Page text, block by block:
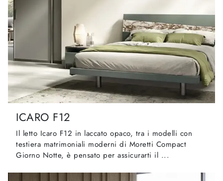
ICARO F12
Il letto Icaro F12 in laccato opaco, tra i modelli con
testiera matrimoniali moderni di Moretti Compact
Giorno Notte, è pensato per assicurarti il ...